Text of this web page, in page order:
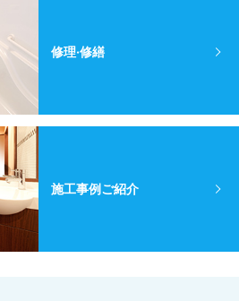
修理·修繕
施工事例ご紹介